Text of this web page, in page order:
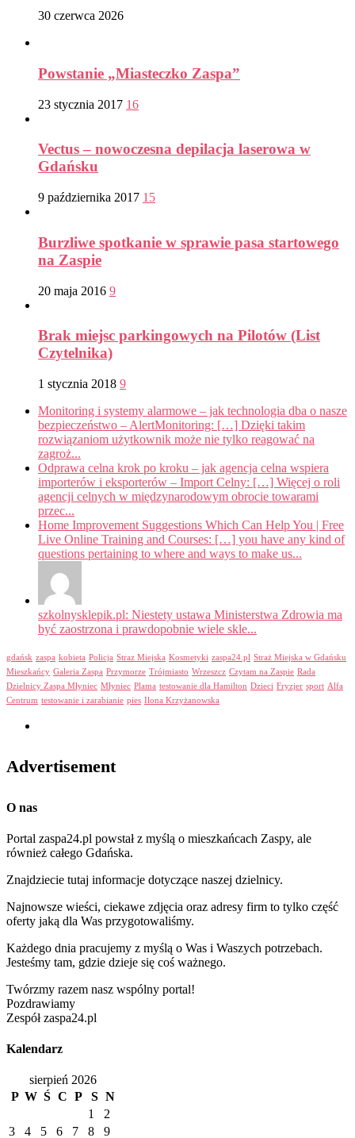
30 czerwca 2026
Powstanie „Miasteczko Zaspa”
23 stycznia 2017 16
Vectus – nowoczesna depilacja laserowa w
Gdańsku
9 października 2017 15
Burzliwe spotkanie w sprawie pasa startowego
na Zaspie
20 maja 2016 9
Brak miejsc parkingowych na Pilotów (List
Czytelnika)
1 stycznia 2018 9
Monitoring i systemy alarmowe – jak technologia dba o nasze
bezpieczeństwo – AlertMonitoring: […] Dzięki takim
rozwiązaniom użytkownik może nie tylko reagować na
zagroż...
Odprawa celna krok po kroku – jak agencja celna wspiera
importerów i eksporterów – Import Celny: […] Więcej o roli
agencji celnych w międzynarodowym obrocie towarami
przec...
Home Improvement Suggestions Which Can Help You | Free
Live Online Training and Courses: […] you have any kind of
questions pertaining to where and ways to make us...
szkolnysklepik.pl: Niestety ustawa Ministerstwa Zdrowia ma
być zaostrzona i prawdopobnie wiele skle...
gdańsk zaspa kobieta Policja Straz Miejska Kosmetyki zaspa24.pl Straż Miejska w Gdańsku
Mieszkańcy Galeria Zaspa Przymorze Trójmiasto Wrzeszcz Czytam na Zaspie Rada
Dzielnicy Zaspa Młyniec Młyniec Plama testowanie dla Hamilton Dzieci Fryzjer sport Alfa
Centrum testowanie i zarabianie pies Ilona Krzyżanowska
Advertisement
O nas
Portal zaspa24.pl powstał z myślą o mieszkańcach Zaspy, ale
również całego Gdańska.
Znajdziecie tutaj informacje dotyczące naszej dzielnicy.
Najnowsze wieści, ciekawe zdjęcia oraz adresy firm to tylko część
oferty jaką dla Was przygotowaliśmy.
Każdego dnia pracujemy z myślą o Was i Waszych potrzebach.
Jesteśmy tam, gdzie dzieje się coś ważnego.
Twórzmy razem nasz wspólny portal!
Pozdrawiamy
Zespół zaspa24.pl
Kalendarz
sierpień 2026
P W Ś C P S N
1
2
3
4 5 6 7 8
9